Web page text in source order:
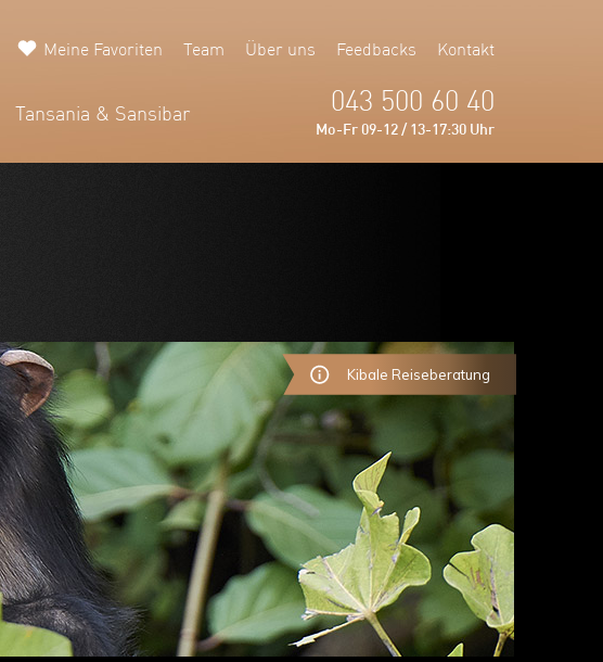
Tansania & Sansibar
Meine Favoriten Team Über uns Feedbacks Kontakt
043 500 60 40
Mo-Fr 09-12 / 13-17:30 Uhr
Kibale Reiseberatung